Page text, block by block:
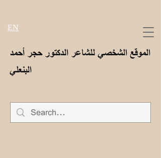
الموقع الشخصي للشاعر الدكتور حجر أحمد
البنعلي
EN